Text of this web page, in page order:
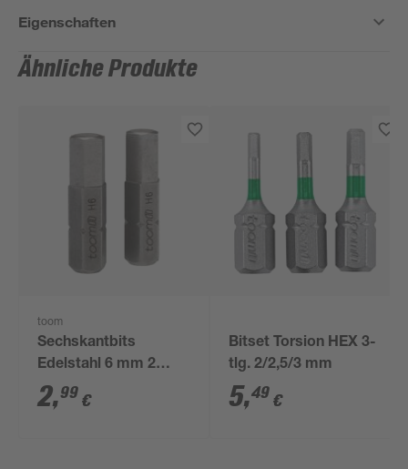
Eigenschaften
Ähnliche Produkte
toom
Sechskantbits
Edelstahl 6 mm 2
Stück
2,99 €
Bitset Torsion HEX 3-
tlg. 2/2,5/3 mm
5,49 €